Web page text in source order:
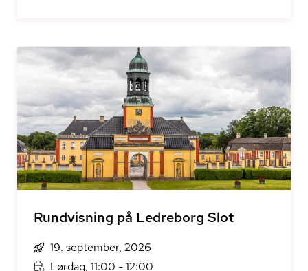
Rundvisning på Ledreborg Slot
19. september, 2026
Lørdag, 11:00 - 12:00